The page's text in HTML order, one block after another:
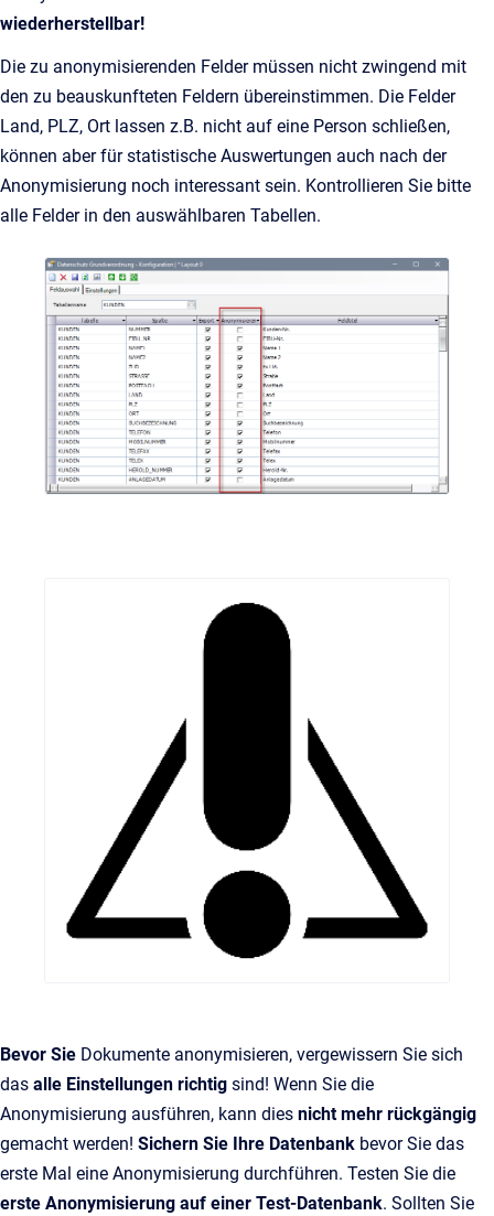
wiederherstellbar!
Die zu anonymisierenden Felder müssen nicht zwingend mit
den zu beauskunfteten Feldern übereinstimmen. Die Felder
Land, PLZ, Ort lassen z.B. nicht auf eine Person schließen,
können aber für statistische Auswertungen auch nach der
Anonymisierung noch interessant sein. Kontrollieren Sie bitte
alle Felder in den auswählbaren Tabellen.
Bevor Sie Dokumente anonymisieren, vergewissern Sie sich
das alle Einstellungen richtig sind! Wenn Sie die
Anonymisierung ausführen, kann dies nicht mehr rückgängig
gemacht werden! Sichern Sie Ihre Datenbank bevor Sie das
erste Mal eine Anonymisierung durchführen. Testen Sie die
erste Anonymisierung auf einer Test-Datenbank. Sollten Sie